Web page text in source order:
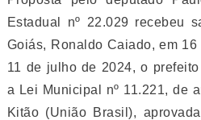
Estadual nº 22.029 recebeu
Goiás, Ronaldo Caiado, em
11 de julho de 2024, o
a Lei Municipal nº 11.221, de
Kitão (União Brasil),